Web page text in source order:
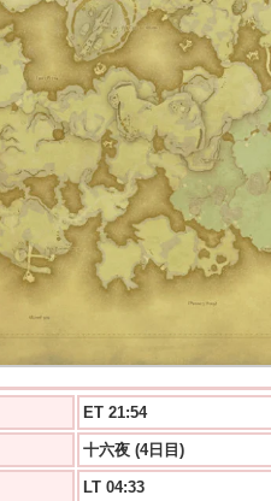
ET 21:55
十六夜 (4日目)
LT 04:33